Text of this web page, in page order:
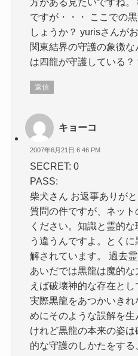
ですが・・・ ここでの
しょうか？ yurisさんが
関東結界の守護の象徴
は四龍が守護している？
返信
キョーコ
2007年6月21日 6:46 PM
SECRET: 0
PASS:
柴犬さん お返事ありが
質問の件ですが、ネッ
ください。知識と霊的
う違うんですよ。とく
解されています。 過去
あいだでは黒龍は魔的
えば破壊神的な存在とし
実際黒龍をあつかいき
めにそのような誤解を生
けれど黒龍の本来の姿
的な守護のしかたをす